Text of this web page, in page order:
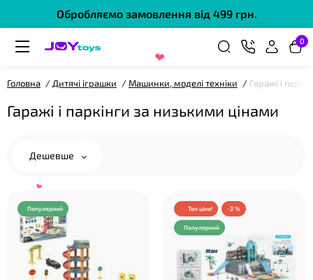
Обробляємо замовлення від 499 грн.
0
Головна Дитячі іграшки Машинки, моделі техніки Гаражі і
Гаражі і паркінги за низькими цінами
Дешевше
Популярний Топ ціна! -3 %
Популярний